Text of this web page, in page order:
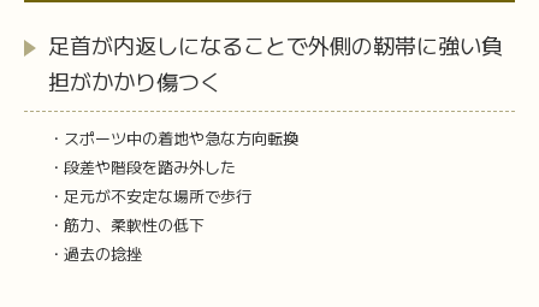
足首が内返しになることで外側の靭帯に強い負
担がかかり傷つく
・スポーツ中の着地や急な方向転換
・段差や階段を踏み外した
・足元が不安定な場所で歩行
・筋力、柔軟性の低下
・過去の捻挫